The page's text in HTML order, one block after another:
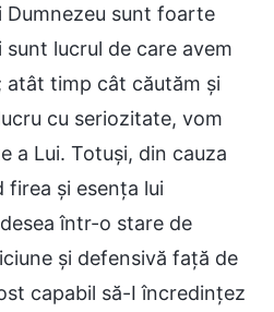
Dumnezeu sunt foarte
lucrul de care avem
atât timp cât căutăm și
cu seriozitate, vom
a Lui. Totuși, din cauza
firea și esența lui
într-o stare de
și defensivă față de
capabil să-I încredințez